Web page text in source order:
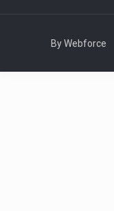
By Webforce